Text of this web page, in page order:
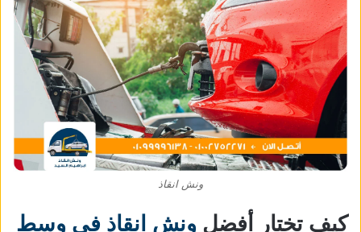
ونش انقاذ
كيف تختار أفضل ونش انقاذ في وسط